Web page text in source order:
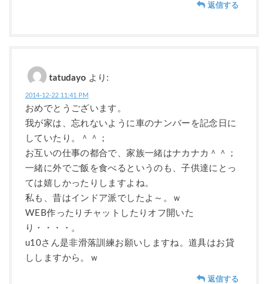
返信する
tatudayo より:
2014-12-22 11:41 PM
おめでとうございます。
我が家は、忘れないように車のナンバーを記念日に
していたり。＾＾；
お互いの仕事の都合で、家族一緒はナカナカ＾＾；
一緒に外でご飯を食べるというのも、子供達にとっ
ては嬉しかったりしますよね。
私も、昔はインドア派でしたよ～。ｗ
WEB作ったりチャットしたりオフ開いた
り・・・・。
u10さん是非滑落訓練お願いしますね。道具はお貸
ししますから。ｗ
返信する